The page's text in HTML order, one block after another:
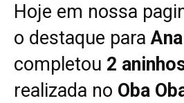
Hoje em nossa
o destaque para
completou 2
realizada no Oba